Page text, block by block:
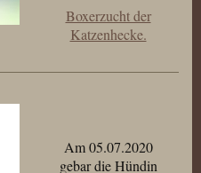
Boxerzucht der
Katzenhecke.
Am 05.07.2020
gebar die Hündin